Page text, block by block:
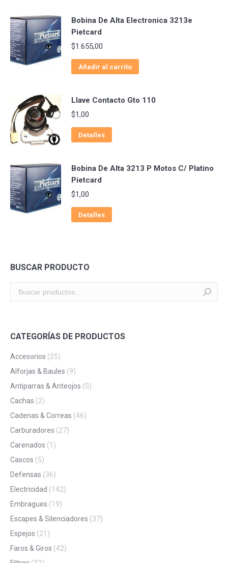
Bobina De Alta Electronica 3213e
Pietcard
$1.655,00
Añadir al carrito
Llave Contacto Gto 110
$1,00
Detalles
Bobina De Alta 3213 P Motos C/ Platino
Pietcard
$1,00
Detalles
BUSCAR PRODUCTO
CATEGORÍAS DE PRODUCTOS
Accesorios (25)
Alforjas & Baules (9)
Antiparras & Anteojos (0)
Cachas (2)
Cadenas & Correas (46)
Carburadores (27)
Carenados (1)
Cascos (5)
Defensas (36)
Electricidad (142)
Embragues (19)
Escapes & Silenciadores (37)
Espejos (21)
Faros & Giros (42)